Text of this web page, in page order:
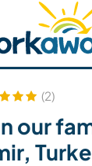
anfitrión
(2)
our